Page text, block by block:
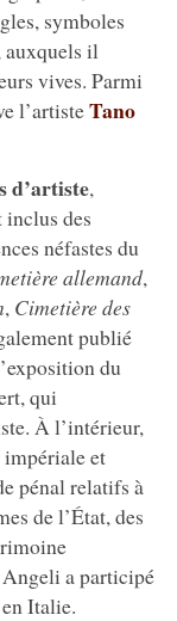
symboles
auxquels il
vives. Parmi
l’artisteTano
d’artiste,
inclus des
néfastes du
allemand,
, Cimetière des
publié
du
qui
À l’intérieur,
impériale et
pénal relatifs à
de l’État, des
Angeli a participé
Italie.